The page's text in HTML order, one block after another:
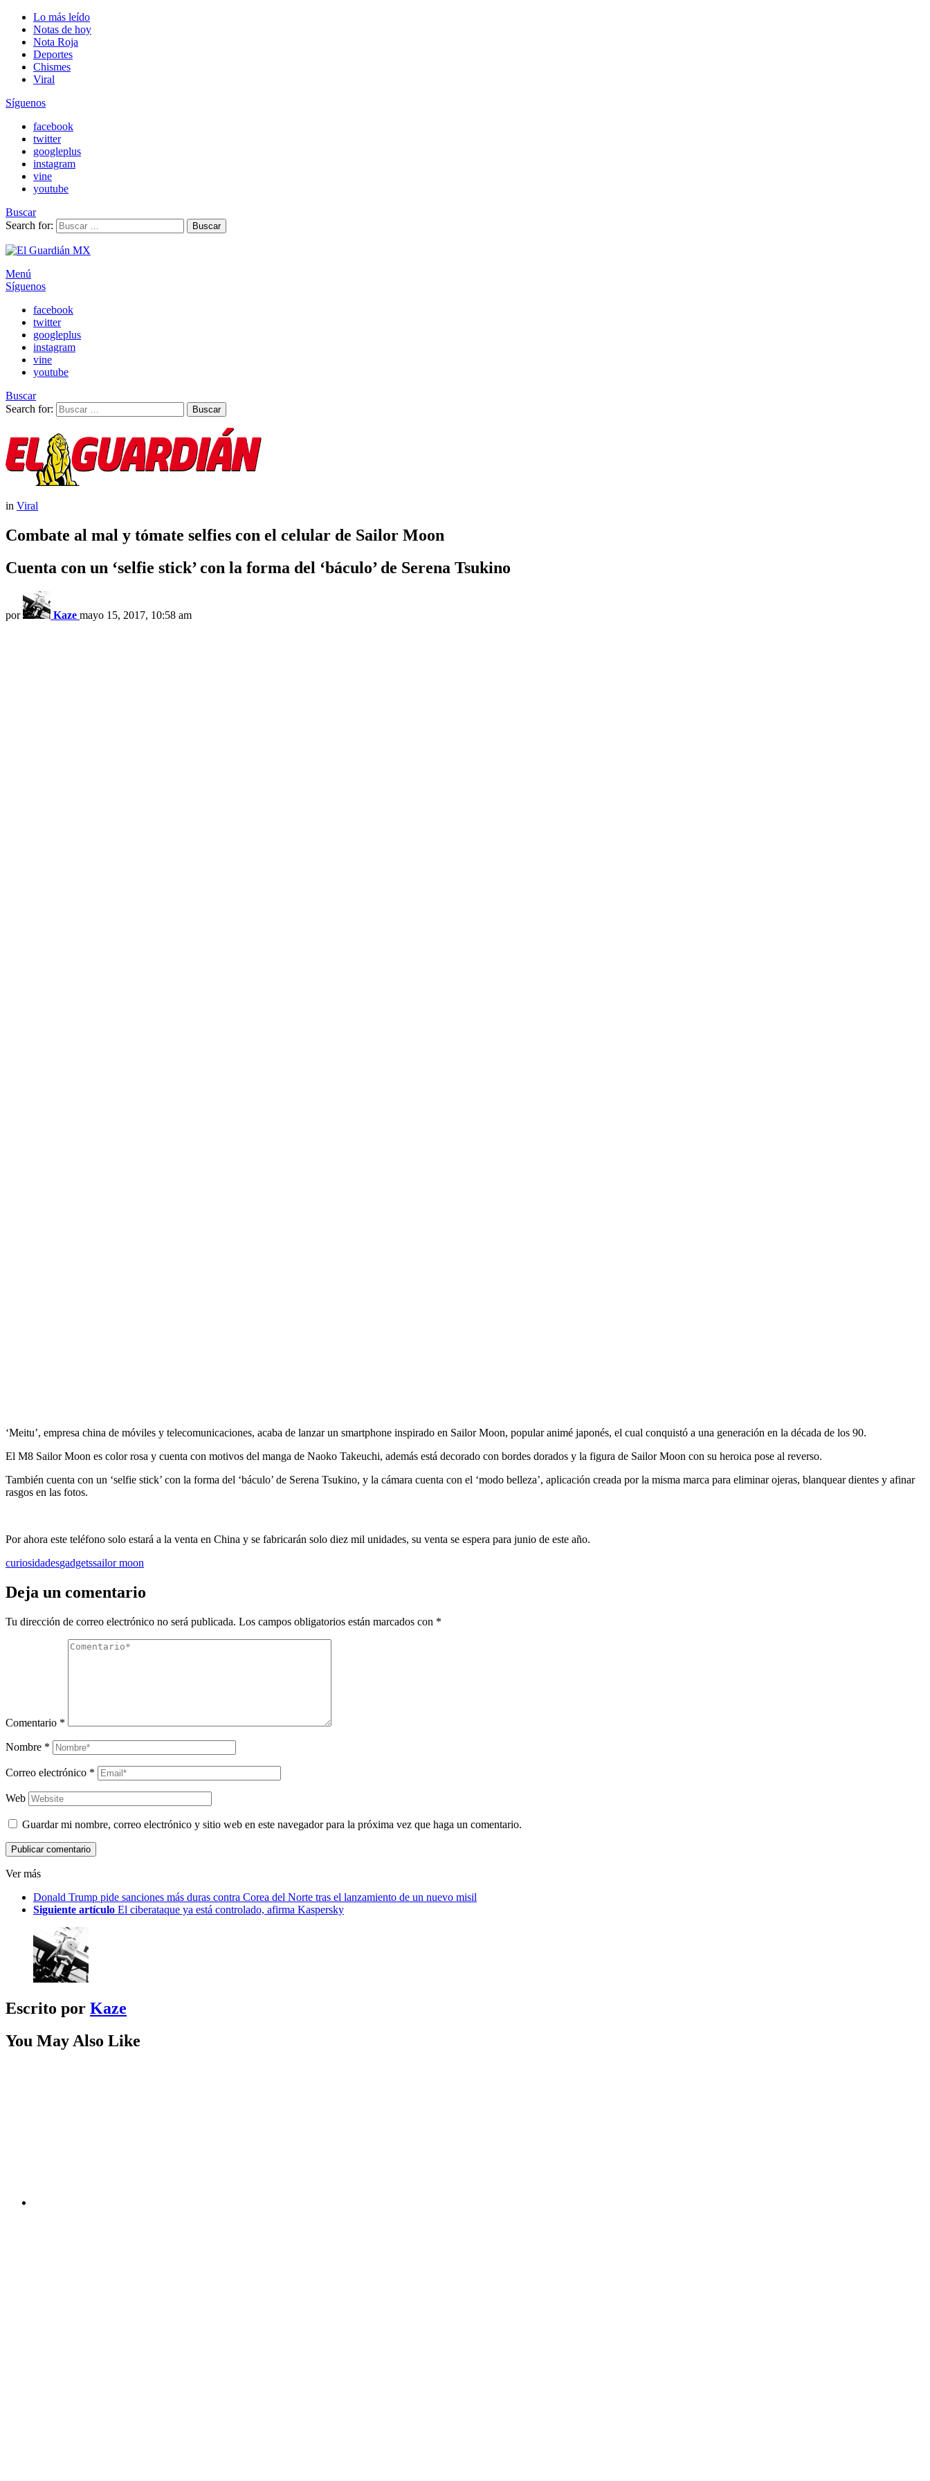
Lo más leído
Notas de hoy
Nota Roja
Deportes
Chismes
Viral
Síguenos
facebook
twitter
googleplus
instagram
vine
youtube
Buscar
Search for:
Buscar
Menú
Síguenos
facebook
twitter
googleplus
instagram
vine
youtube
Buscar
Search for:
Buscar
in Viral
Combate al mal y tómate selfies con el celular de Sailor Moon
Cuenta con un ‘selfie stick’ con la forma del ‘báculo’ de Serena Tsukino
por Kaze mayo 15, 2017, 10:58 am
‘Meitu’, empresa china de móviles y telecomunicaciones, acaba de lanzar un smartphone inspirado en Sailor Moon, popular animé japonés, el cual conquistó a una generación en la década de los 90.
El M8 Sailor Moon es color rosa y cuenta con motivos del manga de Naoko Takeuchi, además está decorado con bordes dorados y la figura de Sailor Moon con su heroica pose al reverso.
También cuenta con un ‘selfie stick’ con la forma del ‘báculo’ de Serena Tsukino, y la cámara cuenta con el ‘modo belleza’, aplicación creada por la misma marca para eliminar ojeras, blanquear dientes y afinar
rasgos en las fotos.
Por ahora este teléfono solo estará a la venta en China y se fabricarán solo diez mil unidades, su venta se espera para junio de este año.
curiosidadesgadgetssailor moon
Deja un comentario
Tu dirección de correo electrónico no será publicada. Los campos obligatorios están marcados con *
Comentario *
Nombre *
Correo electrónico *
Web
Guardar mi nombre, correo electrónico y sitio web en este navegador para la próxima vez que haga un comentario.
Ver más
Donald Trump pide sanciones más duras contra Corea del Norte tras el lanzamiento de un nuevo misil
Siguiente artículo El ciberataque ya está controlado, afirma Kaspersky
Escrito por Kaze
You May Also Like